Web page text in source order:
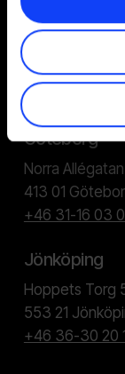
Stockholm
Stortorget 7, 2 tr
111 29
+46 8-533 308
Göteborg
Norra
413 01
+46 31-16 03
Jönköping
Hoppets Torg
553 21
+46 36-30 20